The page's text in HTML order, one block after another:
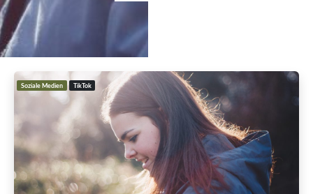
Soziale Medien TikTok